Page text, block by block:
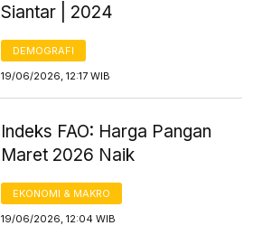
Siantar | 2024
DEMOGRAFI
19/06/2026, 12:17 WIB
Indeks FAO: Harga Pangan
Maret 2026 Naik
EKONOMI & MAKRO
19/06/2026, 12:04 WIB